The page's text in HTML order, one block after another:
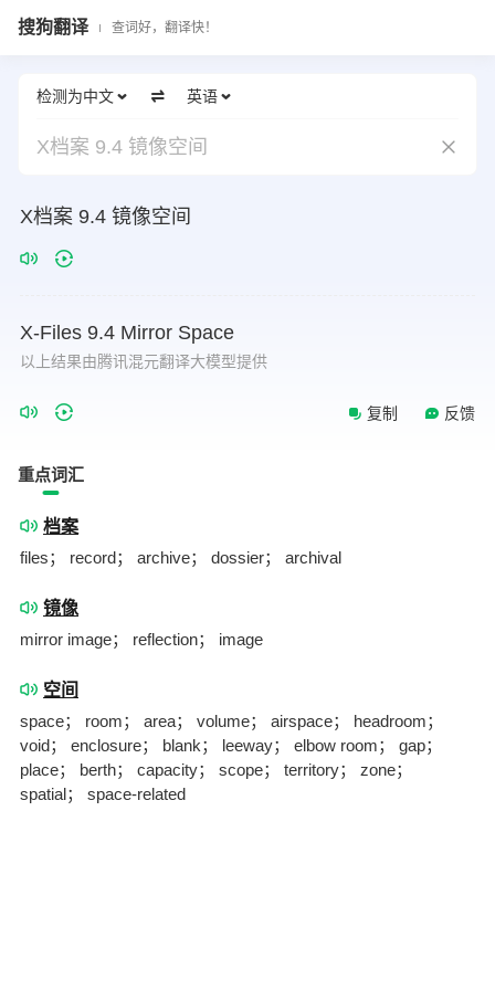
搜狗翻译 查词好，翻译快！
检测为中文 英语
X档案 9.4 镜像空间
X档案 9.4 镜像空间
X-Files 9.4 Mirror Space
以上结果由腾讯混元翻译大模型提供
复制 反馈
重点词汇
档案
files； record； archive； dossier； archival
镜像
mirror image； reflection； image
空间
space； room； area； volume； airspace； headroom；
void； enclosure； blank； leeway； elbow room； gap；
place； berth； capacity； scope； territory； zone；
spatial； space-related